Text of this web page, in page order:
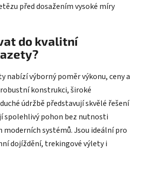
před dosažením vysoké míry
do kvalitní
nabízí výborný poměr výkonu, ceny a
konstrukci, široké
údržbě představují skvělé řešení
spolehlivý pohon bez nutnosti
moderních systémů. Jsou ideální pro
dojíždění, trekingové výlety i